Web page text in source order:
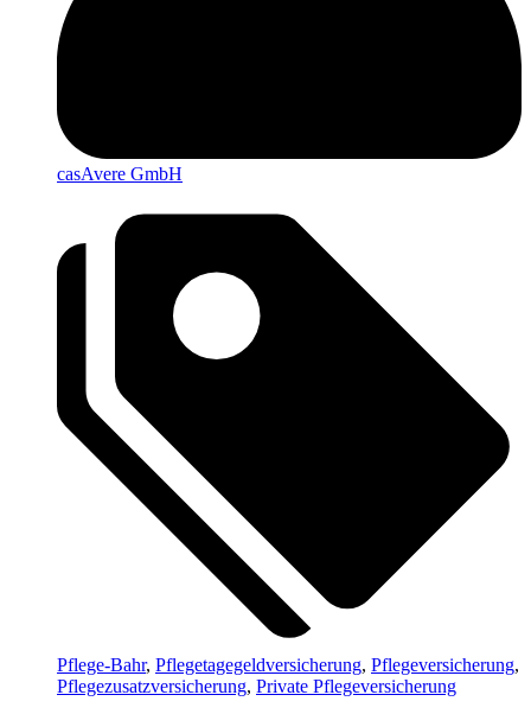
casAvere GmbH
Pflege-Bahr, Pflegetagegeldversicherung, Pflegeversicherung,
Pflegezusatzversicherung, Private Pflegeversicherung